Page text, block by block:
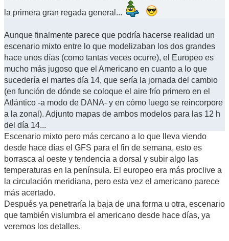
la primera gran regada general...
Aunque finalmente parece que podría hacerse realidad un
escenario mixto entre lo que modelizaban los dos grandes
hace unos días (como tantas veces ocurre), el Europeo es
mucho más jugoso que el Americano en cuanto a lo que
sucedería el martes día 14, que sería la jornada del cambio
(en función de dónde se coloque el aire frío primero en el
Atlántico -a modo de DANA- y en cómo luego se reincorpore
a la zonal). Adjunto mapas de ambos modelos para las 12 h
del día 14...
Escenario mixto pero más cercano a lo que lleva viendo
desde hace días el GFS para el fin de semana, esto es
borrasca al oeste y tendencia a dorsal y subir algo las
temperaturas en la península. El europeo era más proclive a
la circulación meridiana, pero esta vez el americano parece
más acertado.
Después ya penetraría la baja de una forma u otra, escenario
que también vislumbra el americano desde hace días, ya
veremos los detalles.